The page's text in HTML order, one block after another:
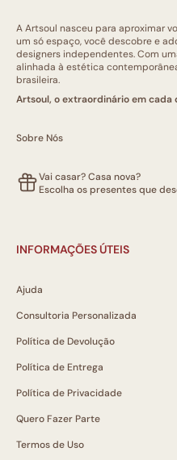
A Artsoul nasceu para aproximar
um só espaço, você descobre e
designers independentes. Com
alinhada à estética
brasileira.
Artsoul, o extraordinário em cada
Sobre Nós
Vai casar? Casa nova?
Escolha os presentes que
INFORMAÇÕES ÚTEIS
Ajuda
Consultoria Personalizada
Política de Devolução
Política de Entrega
Política de Privacidade
Quero Fazer Parte
Termos de Uso